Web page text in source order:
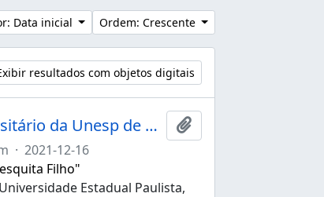
Data inicial Ordem: Crescente
resultados com objetos digitais
Ata da 268ª sessão ordinária do Conselho Universitário da Unesp de 16/12/2021
Adicionar a área de
· 2021-12-16
Filho"
Estadual Paulista,